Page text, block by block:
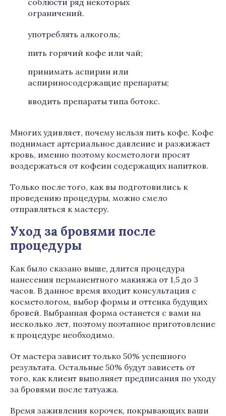
соблюсти ряд некоторых
ограничений.
употреблять алкоголь;
пить горячий кофе или чай;
принимать аспирин или
аспириносодержащие препараты;
вводить препараты типа ботокс.
Многих удивляет, почему нельзя пить кофе. Кофе
поднимает артериальное давление и разжижает
кровь, именно поэтому косметологи просят
воздержаться от кофеин содержащих напитков.
Только после того, как вы подготовились к
проведению процедуры, можно смело
отправляться к мастеру.
Уход за бровями после
процедуры
Как было сказано выше, длится процедура
нанесения перманентного макияжа от 1,5 до 3
часов. В данное время входит консультация с
косметологом, выбор формы и оттенка будущих
бровей. Выбранная форма останется с вами на
несколько лет, поэтому поэтапное приготовление
к процедуре необходимо.
От мастера зависит только 50% успешного
результата. Остальные 50% будут зависеть от
того, как клиент выполняет предписания по уходу
за бровями после татуажа.
Время заживления корочек, покрывающих ваши